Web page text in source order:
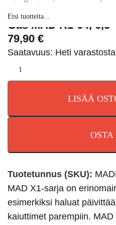
Gas MAD K1-64,
79,90 €
Saatavuus: Heti varastosta
LISÄÄ
Tuotetunnus (SKU):
MAD X1-sarja on
esimerkiksi haluat
kaiuttimet parempiin.